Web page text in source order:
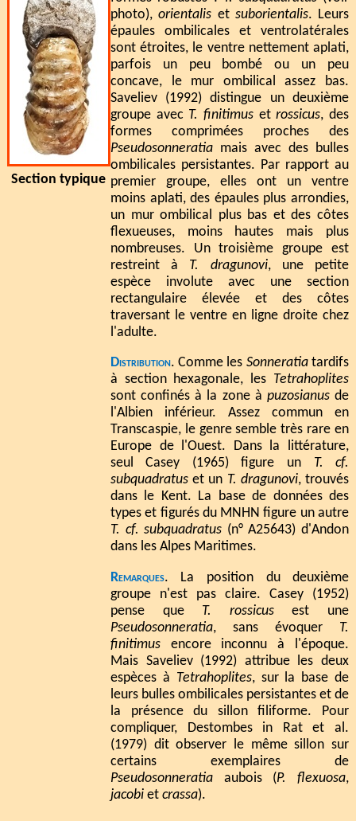
Section typique
photo),orientalis et suborientalis. Leurs
épaules ombilicales et ventrolatérales
sont étroites, le ventre nettement aplati,
parfois un peu bombé ou un peu
concave, le mur ombilical assez bas.
Saveliev (1992) distingue un deuxième
groupe avec T. finitimus etrossicus, des
formes comprimées proches des
Pseudosonneratiamais avec des bulles
ombilicales persistantes. Par rapport au
premier groupe, elles ont un ventre
moins aplati, des épaules plus arrondies,
un mur ombilical plus bas et des côtes
flexueuses, moins hautes mais plus
nombreuses. Un troisième groupe est
restreint à T. dragunovi, une petite
espèce involute avec une section
rectangulaire élevée et des côtes
traversant le ventre en ligne droite chez
l'adulte.
Distribution. Comme les Sonneratiatardifs
à section hexagonale, les Tetrahoplites
sont confinés à la zone à puzosianusde
l'Albien inférieur. Assez commun en
Transcaspie, le genre semble très rare en
Europe de l'Ouest. Dans la littérature,
seul Casey (1965) figure un T. cf.
subquadratuset un T. dragunovi, trouvés
dans le Kent. La base de données des
types et figurés du MNHN figure un autre
T. cf. subquadratus (n° A25643) d'Andon
dans les Alpes Maritimes.
Remarques. La position du deuxième
groupe n'est pas claire. Casey (1952)
pense que T. rossicusest une
Pseudosonneratia, sans évoquer T.
finitimusencore inconnu à l'époque.
Mais Saveliev (1992) attribue les deux
espèces à Tetrahoplites, sur la base de
leurs bulles ombilicales persistantes et de
la présence du sillon filiforme. Pour
compliquer, Destombes in Rat et al.
(1979) dit observer le même sillon sur
certains exemplaires de
Pseudosonneratiaaubois (P. flexuosa,
jacobiet crassa).